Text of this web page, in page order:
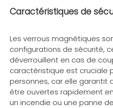
Caractéristiques de
Les verrous magnétiques
configurations de sécurité,
déverrouillent en cas de
caractéristique est cruciale
personnes, car elle garantit
être ouvertes rapidement
un incendie ou une panne